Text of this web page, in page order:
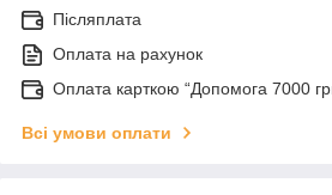
Післяплата
Оплата на рахунок
Оплата карткою “Допомога 7000
Всі умови оплати